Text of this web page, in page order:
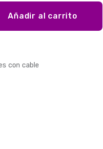
Añadir al carrito
con cable